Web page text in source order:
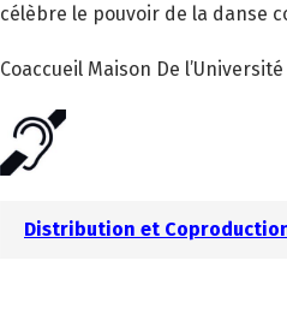
célèbre le pouvoir de la danse
Coaccueil Maison De
Distribution et